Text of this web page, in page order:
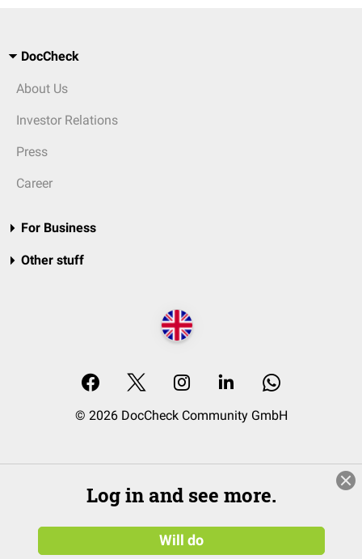
DocCheck
About Us
Investor Relations
Press
Career
For Business
Other stuff
© 2026 DocCheck Community GmbH
Log in and see more.
Will do